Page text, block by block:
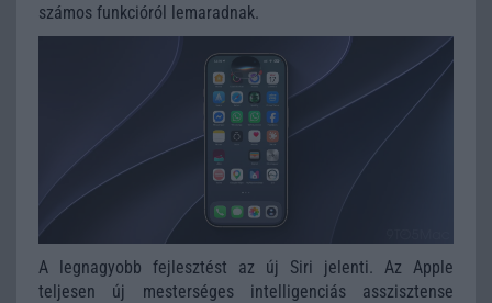
számos funkcióról lemaradnak.
A legnagyobb fejlesztést az új Siri jelenti. Az Apple
teljesen új mesterséges intelligenciás asszisztense